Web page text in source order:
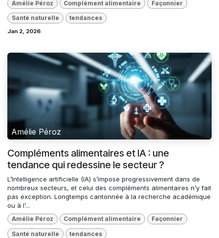
Amélie Péroz Complément alimentaire Façonnier
Santé naturelle tendances
Jan 2, 2026
Amélie Péroz
Compléments alimentaires et IA : une
tendance qui redessine le secteur ?
L’Intelligence artificielle (IA) s’impose progressivement dans de
nombreux secteurs, et celui des compléments alimentaires n’y fait
pas exception. Longtemps cantonnée à la recherche académique
ou à l’...
Amélie Péroz Complément alimentaire Façonnier
Santé naturelle tendances